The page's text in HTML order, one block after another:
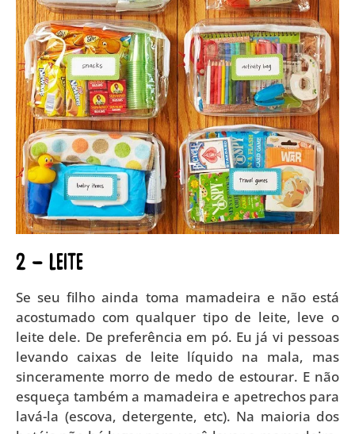
2 – LEITE
Se seu filho ainda toma mamadeira e não está
acostumado com qualquer tipo de leite, leve o
leite dele. De preferência em pó. Eu já vi pessoas
levando caixas de leite líquido na mala, mas
sinceramente morro de medo de estourar. E não
esqueça também a mamadeira e apetrechos para
lavá-la (escova, detergente, etc). Na maioria dos